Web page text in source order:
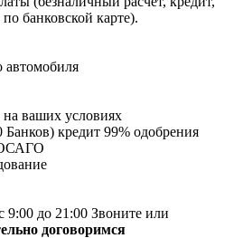
банковской карте).
ваших условиях
кредит 99% одобрения
до 21:00 Звоните или
договоримся